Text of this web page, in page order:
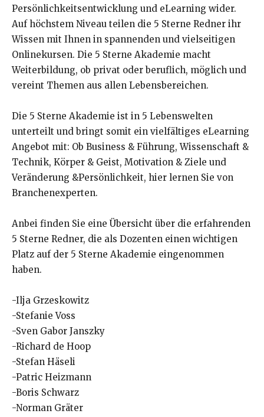
Persönlichkeitsentwicklung und eLearning wider.
Auf höchstem Niveau teilen die 5 Sterne Redner ihr
Wissen mit Ihnen in spannenden und vielseitigen
Onlinekursen. Die 5 Sterne Akademie macht
Weiterbildung, ob privat oder beruflich, möglich und
vereint Themen aus allen Lebensbereichen.
Die 5 Sterne Akademie ist in 5 Lebenswelten
unterteilt und bringt somit ein vielfältiges eLearning
Angebot mit: Ob Business & Führung, Wissenschaft &
Technik, Körper & Geist, Motivation & Ziele und
Veränderung &Persönlichkeit, hier lernen Sie von
Branchenexperten.
Anbei finden Sie eine Übersicht über die erfahrenden
5 Sterne Redner, die als Dozenten einen wichtigen
Platz auf der 5 Sterne Akademie eingenommen
haben.
-Ilja Grzeskowitz
-Stefanie Voss
-Sven Gabor Janszky
-Richard de Hoop
-Stefan Häseli
-Patric Heizmann
-Boris Schwarz
-Norman Gräter